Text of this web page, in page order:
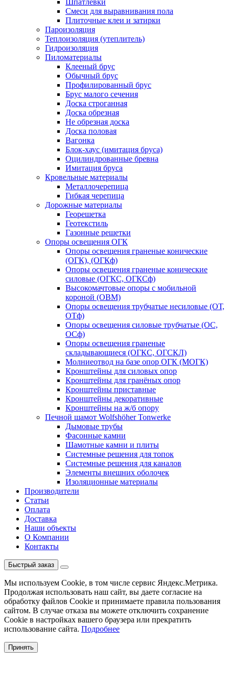
Смеси для выравнивания пола
Плиточные клеи и затирки
Пароизоляция
Теплоизоляция (утеплитель)
Гидроизоляция
Пиломатериалы
Клееный брус
Обычный брус
Профилированный брус
Брус малого сечения
Доска строганная
Доска обрезная
Не обрезная доска
Доска половая
Вагонка
Блок-хаус (имитация бруса)
Оцилиндрованные бревна
Имитация бруса
Кровельные материалы
Металлочерепица
Гибкая черепица
Дорожные материалы
Георешетка
Геотекстиль
Газонные решетки
Опоры освещения ОГК
Опоры освещения граненые конические
(ОГК), (ОГКф)
Опоры освещения граненые конические
силовые (ОГКС, ОГКСф)
Высокомачтовые опоры с мобильной
короной (ОВМ)
Опоры освещения трубчатые несиловые (ОТ,
ОТф)
Опоры освещения силовые трубчатые (ОС,
ОСф)
Опоры освещения граненые
складывающиеся (ОГКС, ОГСКЛ)
Молниеотвод на базе опор ОГК (МОГК)
Кронштейны для силовых опор
Кронштейны для гранёных опор
Кронштейны приставные
Кронштейны декоративные
Кронштейны на ж/б опору
Печной шамот Wolfshöher Tonwerke
Дымовые трубы
Фасонные камни
Шамотные камни и плиты
Системные решения для топок
Системные решения для каналов
Элементы внешних оболочек
Изоляционные материалы
Производители
Статьи
Оплата
Доставка
Наши объекты
О Компании
Контакты
Быстрый заказ
Мы используем Cookie, в том числе сервис Яндекс.Метрика.
Продолжая использовать наш сайт, вы даете согласие на
обработку файлов Cookie и принимаете правила пользования
сайтом. В случае отказа вы можете отключить сохранение
Cookie в настройках вашего браузера или прекратить
использование сайта. Подробнее
Принять